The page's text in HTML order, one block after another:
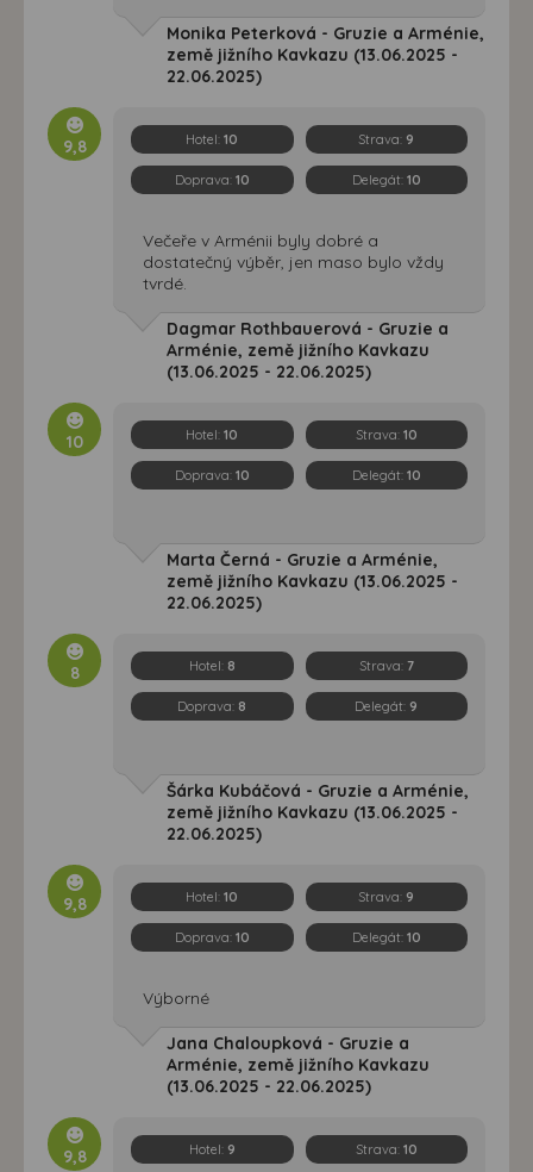
Monika Peterková - Gruzie a Arménie,
země jižního Kavkazu (13.06.2025 -
22.06.2025)
9,8 Hotel:10 Strava: 9
Doprava: 10 Delegát: 10
Večeře v Arménii byly dobré a
dostatečný výběr, jen maso bylo vždy
tvrdé.
Dagmar Rothbauerová - Gruzie a
Arménie, země jižního Kavkazu
(13.06.2025 - 22.06.2025)
10 Hotel:10 Strava: 10
Doprava: 10 Delegát: 10
Marta Černá - Gruzie a Arménie,
země jižního Kavkazu (13.06.2025 -
22.06.2025)
8 Hotel: 8 Strava: 7
Doprava: 8 Delegát: 9
Šárka Kubáčová - Gruzie a Arménie,
země jižního Kavkazu (13.06.2025 -
22.06.2025)
9,8 Hotel:10 Strava: 9
Doprava: 10 Delegát: 10
Výborné
Jana Chaloupková - Gruzie a
Arménie, země jižního Kavkazu
(13.06.2025 - 22.06.2025)
9,8 Hotel: 9 Strava: 10